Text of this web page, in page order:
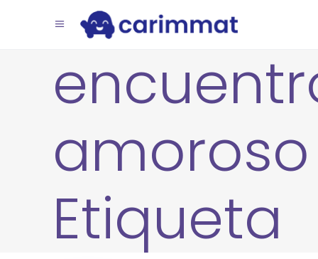
amoroso
Etiqueta